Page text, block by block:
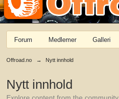
Forum Medlemer Galleri
Offroad.no → Nytt innhold
Nytt innhold